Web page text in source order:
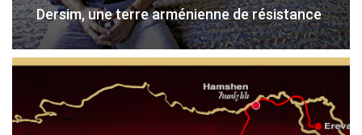
Dersim, une terre arménienne de résistance